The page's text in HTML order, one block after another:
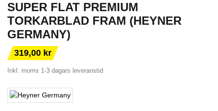
SUPER FLAT PREMIUM
TORKARBLAD FRAM (HEYNER
GERMANY)
319,00 kr
Inkl. moms 1-3 dagars leveranstid